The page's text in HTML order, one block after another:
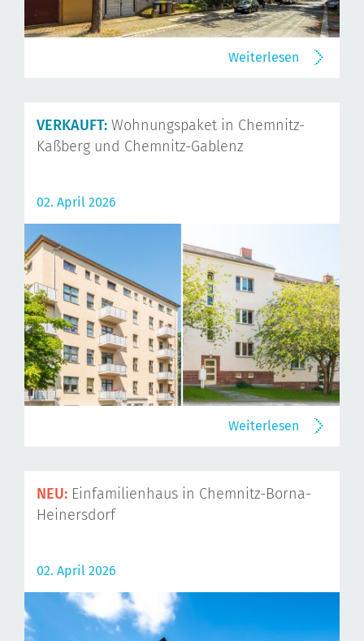
Weiterlesen
VERKAUFT: Wohnungspaket in Chemnitz-
Kaßberg und Chemnitz-Gablenz
02. April 2026
Weiterlesen
NEU: Einfamilienhaus in Chemnitz-Borna-
Heinersdorf
02. April 2026